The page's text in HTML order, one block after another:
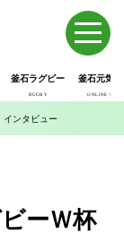
釜石ラグビー
RUGBY
釜石元気
ONLINE SHOP
インタビュー
ーＷ杯